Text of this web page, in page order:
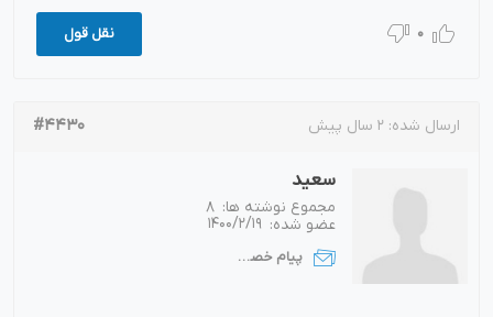
نقل قول 0
ارسال شده: 2 سال پیش #4430
سعید
مجموع نوشته ها: 8
عضو شده: 1400/2/19
پیام خصوصی